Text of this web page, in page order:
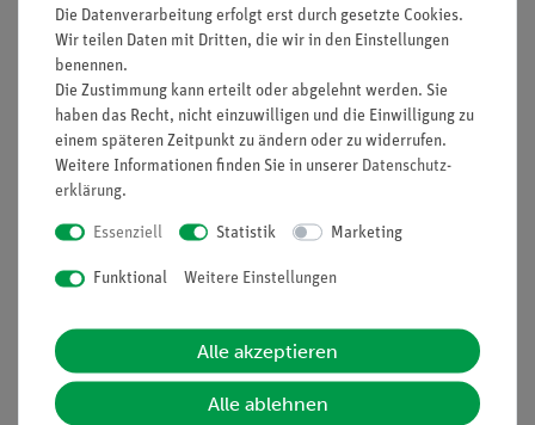
Mikroskopierkit für die Anfertigung von
Mikropräparaten, komplett
Ausstattung und technische
Daten
3 Mikropräparate
2 Objektträger mit Bohrung
Präpariernadeln
Seziermesser
In Plastikbox
Die Datenverarbeitung erfolgt erst durch gesetzte Cookies.
Wir teilen Daten mit Dritten, die wir in den Einstellungen
benennen.
Die Zustimmung kann erteilt oder abgelehnt werden. Sie
haben das Recht, nicht einzuwilligen und die Einwilligung zu
einem späteren Zeitpunkt zu ändern oder zu widerrufen.
Weitere Informationen finden Sie in unserer Daten­schutz­
erklärung.
Essenziell Statistik Marketing
Funktional Weitere Einstellungen
Alle akzeptieren
Alle ablehnen